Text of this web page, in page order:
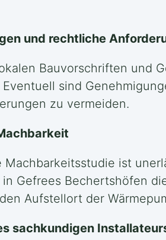
und rechtliche
Bauvorschriften und
Eventuell sind
zu vermeiden.
Machbarkeitsstudie ist
Gefrees Bechertshöfen
Aufstellort der
sachkundigen